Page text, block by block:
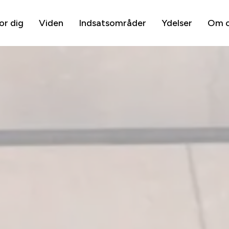
dig Viden Indsatsområder Ydelser Om